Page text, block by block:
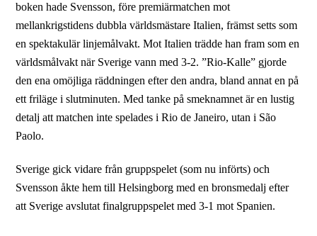
boken hade Svensson, före premiärmatchen mot
mellankrigstidens dubbla världsmästare Italien, främst setts som
en spektakulär linjemålvakt. Mot Italien trädde han fram som en
världsmålvakt när Sverige vann med 3-2. ”Rio-Kalle” gjorde
den ena omöjliga räddningen efter den andra, bland annat en på
ett friläge i slutminuten. Med tanke på smeknamnet är en lustig
detalj att matchen inte spelades i Rio de Janeiro, utan i São
Paolo.
Sverige gick vidare från gruppspelet (som nu införts) och
Svensson åkte hem till Helsingborg med en bronsmedalj efter
att Sverige avslutat finalgruppspelet med 3-1 mot Spanien.